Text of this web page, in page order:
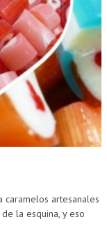
caramelos artesanales
la esquina, y eso